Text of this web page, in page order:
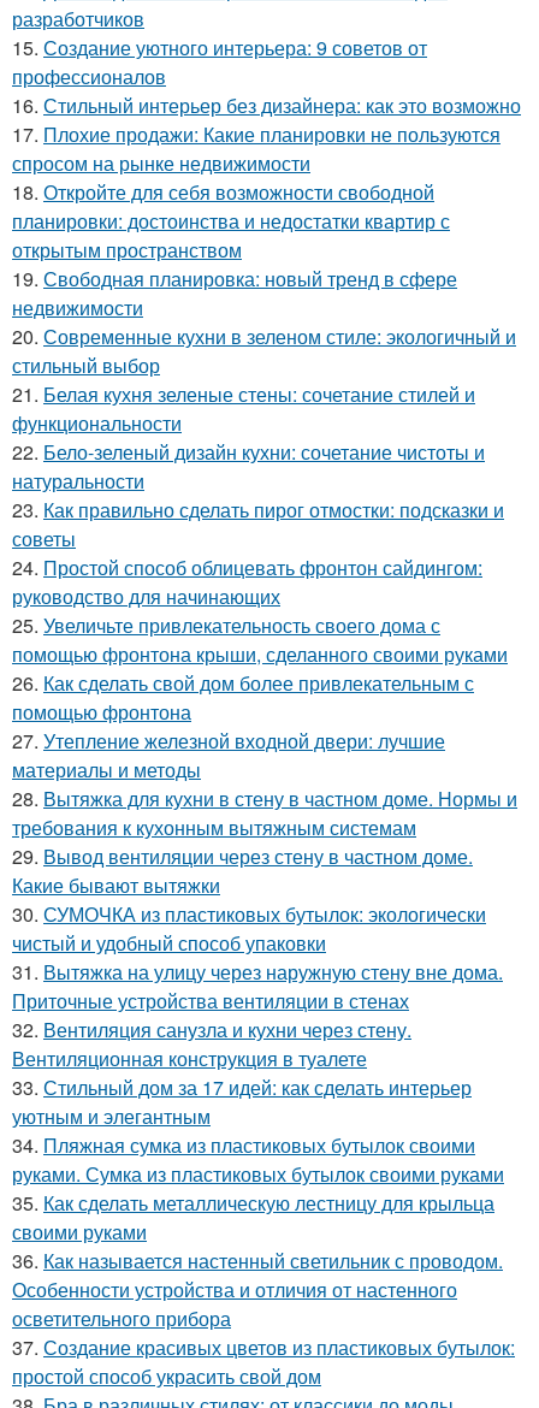
разработчиков
15. Создание уютного интерьера: 9 советов от
профессионалов
16. Стильный интерьер без дизайнера: как это возможно
17. Плохие продажи: Какие планировки не пользуются
спросом на рынке недвижимости
18. Откройте для себя возможности свободной
планировки: достоинства и недостатки квартир с
открытым пространством
19. Свободная планировка: новый тренд в сфере
недвижимости
20. Современные кухни в зеленом стиле: экологичный и
стильный выбор
21. Белая кухня зеленые стены: сочетание стилей и
функциональности
22. Бело-зеленый дизайн кухни: сочетание чистоты и
натуральности
23. Как правильно сделать пирог отмостки: подсказки и
советы
24. Простой способ облицевать фронтон сайдингом:
руководство для начинающих
25. Увеличьте привлекательность своего дома с
помощью фронтона крыши, сделанного своими руками
26. Как сделать свой дом более привлекательным с
помощью фронтона
27. Утепление железной входной двери: лучшие
материалы и методы
28. Вытяжка для кухни в стену в частном доме. Нормы и
требования к кухонным вытяжным системам
29. Вывод вентиляции через стену в частном доме.
Какие бывают вытяжки
30. СУМОЧКА из пластиковых бутылок: экологически
чистый и удобный способ упаковки
31. Вытяжка на улицу через наружную стену вне дома.
Приточные устройства вентиляции в стенах
32. Вентиляция санузла и кухни через стену.
Вентиляционная конструкция в туалете
33. Стильный дом за 17 идей: как сделать интерьер
уютным и элегантным
34. Пляжная сумка из пластиковых бутылок своими
руками. Сумка из пластиковых бутылок своими руками
35. Как сделать металлическую лестницу для крыльца
своими руками
36. Как называется настенный светильник с проводом.
Особенности устройства и отличия от настенного
осветительного прибора
37. Создание красивых цветов из пластиковых бутылок:
простой способ украсить свой дом